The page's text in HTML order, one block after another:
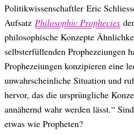
Politikwissenschaftler Eric
Aufsatz Philosophic Prophecies
philosophische Konzepte
selbsterfüllenden Prophezeiungen
Prophezeiungen konzipieren eine
unwahrscheinliche Situation und
hervor, das die ursprüngliche
annähernd wahr werden lässt.“
etwas wie Propheten?